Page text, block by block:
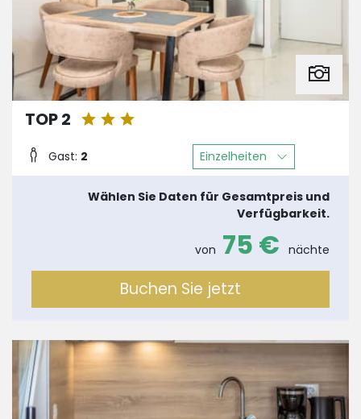
TOP 2
Gast: 2 Einzelheiten
Wählen Sie Daten für Gesamtpreis und
Verfügbarkeit.
von 75 € nächte
Buchen Sie jetzt